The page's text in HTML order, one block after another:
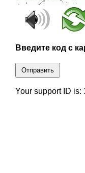
Введите код с
Отправить
Your support ID